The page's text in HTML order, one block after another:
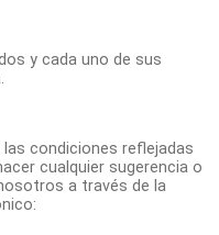
y cada uno de sus
las condiciones reflejadas
cualquier sugerencia o
a través de la